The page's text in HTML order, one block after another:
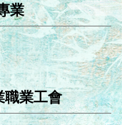
業
職業工會